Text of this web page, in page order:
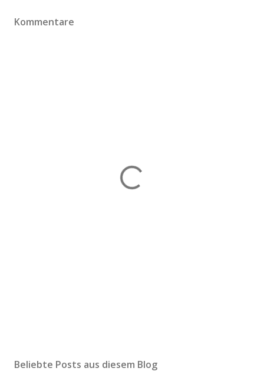
Kommentare
Beliebte Posts aus diesem Blog